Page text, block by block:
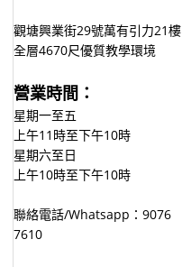
觀塘興業街29號萬有引力21樓
全層4670尺優質教學環境
營業時間：
星期一至五
上午11時至下午10時
星期六至日
上午10時至下午10時
聯絡電話/Whatsapp：9076
7610